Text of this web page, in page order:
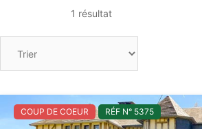
1 résultat
COUP DE COEUR RÉF N° 5375